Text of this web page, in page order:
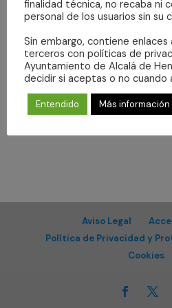
Suscribirse al
Aviso Legal
Política de Privacidad y
Cookies
finalidad técnica, no recaba ni
personal de los usuarios sin su
Sin embargo, contiene
terceros con políticas de
Ayuntamiento de Alcalá de
decidir si aceptas o no cuando
Entendido Más información